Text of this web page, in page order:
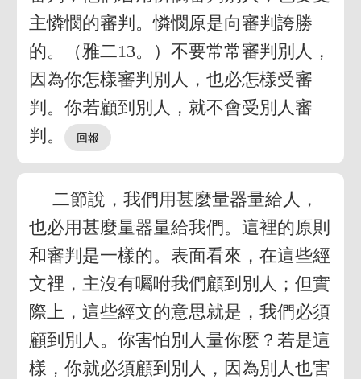
主憐憫的審判。憐憫原是向審判誇勝
的。（雅二13。）不要常常審判別人，
因為你怎樣審判別人，也必怎樣受審
判。你若顧到別人，就不會受別人審
判。
二節說，我們用甚麼量器量給人，
也必用甚麼量器量給我們。這裡的原則
和審判是一樣的。表面看來，在這些經
文裡，主沒有囑咐我們顧到別人；但實
際上，這些經文的意思就是，我們必須
顧到別人。你害怕別人量你麼？若是這
樣，你就必須顧到別人，因為別人也害